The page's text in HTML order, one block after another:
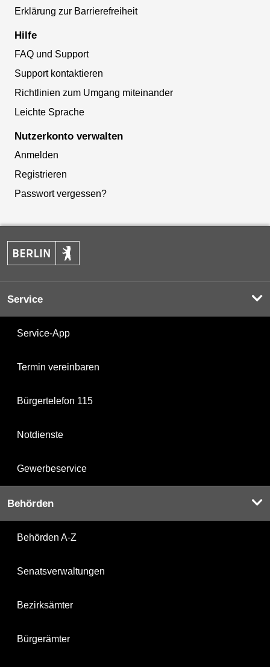
Erklärung zur Barrierefreiheit
Hilfe
FAQ und Support
Support kontaktieren
Richtlinien zum Umgang miteinander
Leichte Sprache
Nutzerkonto verwalten
Anmelden
Registrieren
Passwort vergessen?
Service
Service-App
Termin vereinbaren
Bürgertelefon 115
Notdienste
Gewerbeservice
Behörden
Behörden A-Z
Senatsverwaltungen
Bezirksämter
Bürgerämter